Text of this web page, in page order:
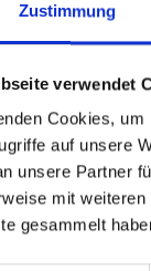
Zustimmung
verwendet
Cookies,
auf unsere
unsere Partner
mit
gesammelt
w/d)